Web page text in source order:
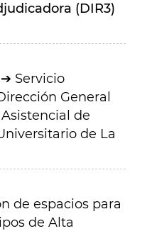
(DIR3)
Servicio
General
de
de La
de espacios para
de Alta